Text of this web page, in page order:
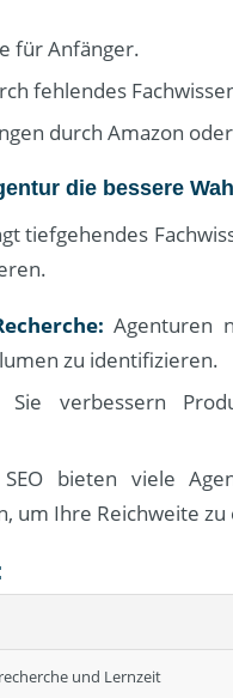
für Anfänger.
fehlendes
durch Amazon
die bessere
tiefgehendes
Agenturen
zu identifizieren.
Sie verbessern
bieten viele
um Ihre Reichweite
und Lernzeit